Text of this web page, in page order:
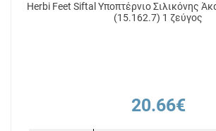
Herbi Feet Siftal Υποπτέρνιο Σιλικόνης
(15.162.7) 1 ζεύγος
20.66€